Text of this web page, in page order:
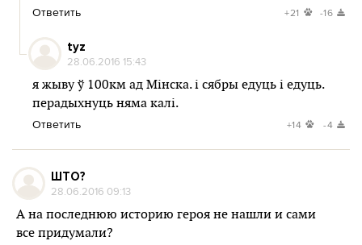
Ответить +21 -16
tyz
28.06.2016 15:43
я жыву ў 100км ад Мінска. і сябры едуць і едуць.
перадыхнуць няма калі.
Ответить +14 -4
ШТО?
28.06.2016 09:13
А на последнюю историю героя не нашли и сами
все придумали?